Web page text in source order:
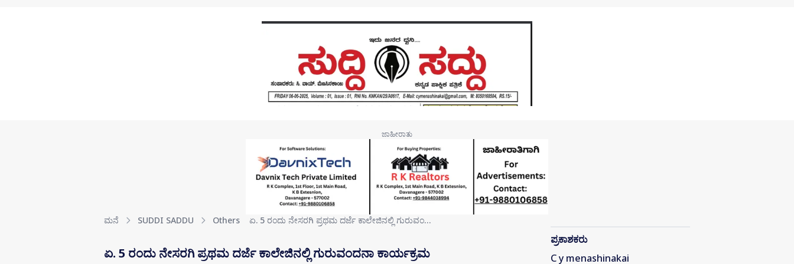
ಮನೆ SUDDI SADDU Others ಏ. 5 ರಂದು ನೇಸರಗಿ ಪ್ರಥಮ ದರ್ಜೆ ಕಾಲೇಜಿನಲ್ಲಿ ಗುರುವಂ…
ಏ. 5 ರಂದು ನೇಸರಗಿ ಪ್ರಥಮ ದರ್ಜೆ ಕಾಲೇಜಿನಲ್ಲಿ ಗುರುವಂದನಾ ಕಾರ್ಯಕ್ರಮ
ಪ್ರಕಾಶಕರು
C y menashinakai